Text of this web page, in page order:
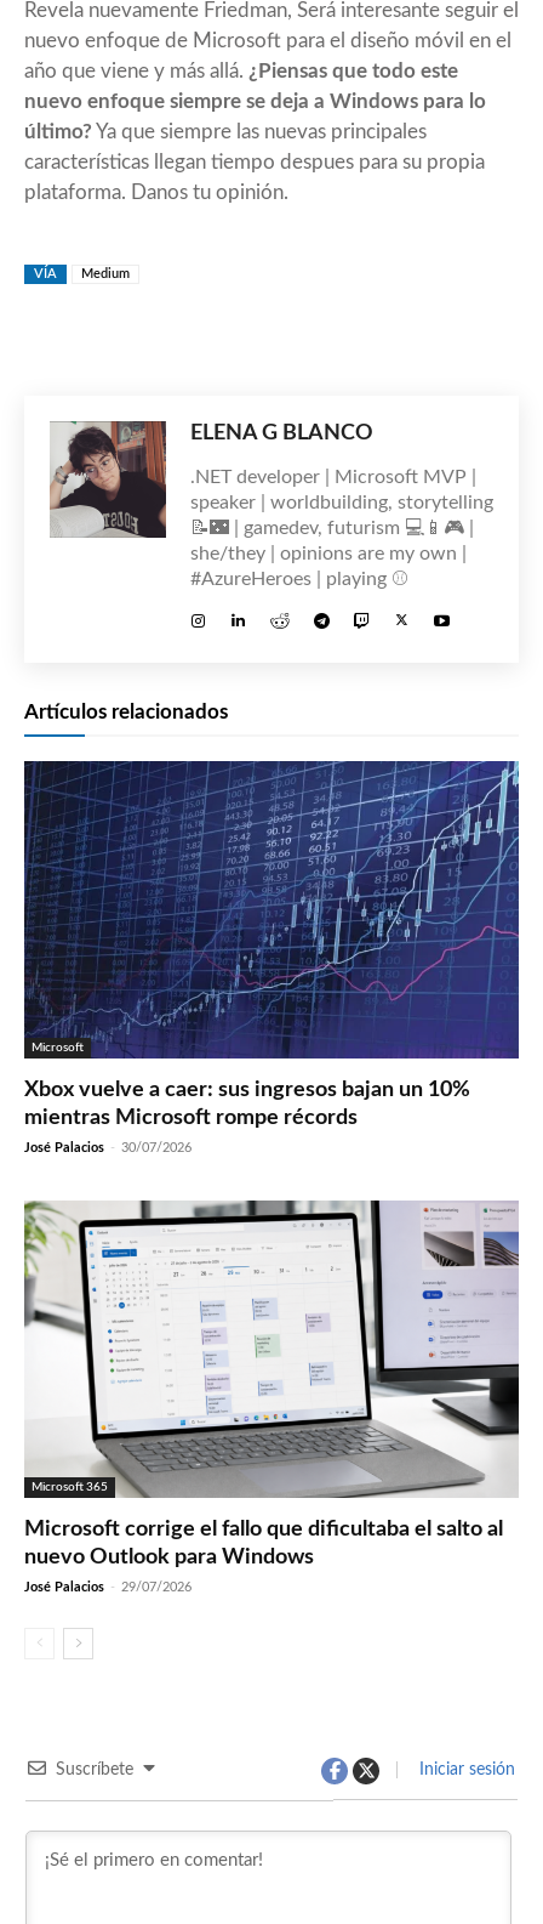
Revela nuevamente Friedman, Será interesante seguir el
nuevo enfoque de Microsoft para el diseño móvil en el
año que viene y más allá. ¿Piensas que todo este
nuevo enfoque siempre se deja a Windows para lo
último? Ya que siempre las nuevas principales
características llegan tiempo despues para su propia
plataforma. Danos tu opinión.
VÍA Medium
ELENA G BLANCO
.NET developer | Microsoft MVP |
speaker | worldbuilding, storytelling
📝🌃 | gamedev, futurism 💻📱🎮 |
she/they | opinions are my own |
#AzureHeroes | playing ⚾
Artículos relacionados
Microsoft
Xbox vuelve a caer: sus ingresos bajan un 10%
mientras Microsoft rompe récords
José Palacios - 30/07/2026
Microsoft 365
Microsoft corrige el fallo que dificultaba el salto al
nuevo Outlook para Windows
José Palacios - 29/07/2026
Suscríbete Iniciar sesión